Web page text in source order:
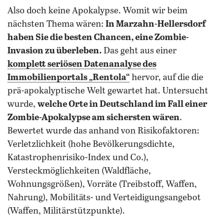
Also doch keine Apokalypse. Womit wir beim
nächsten Thema wären: In Marzahn-Hellersdorf
haben Sie die besten Chancen, eine Zombie-
Invasion zu überleben. Das geht aus einer
komplett seriösen Datenanalyse des
Immobilienportals „Rentola“ hervor, auf die die
prä-apokalyptische Welt gewartet hat. Untersucht
wurde, welche Orte in Deutschland im Fall einer
Zombie-Apokalypse am sichersten wären.
Bewertet wurde das anhand von Risikofaktoren:
Verletzlichkeit (hohe Bevölkerungsdichte,
Katastrophenrisiko-Index und Co.),
Versteckmöglichkeiten (Waldfläche,
Wohnungsgrößen), Vorräte (Treibstoff, Waffen,
Nahrung), Mobilitäts- und Verteidigungsangebot
(Waffen, Militärstützpunkte).